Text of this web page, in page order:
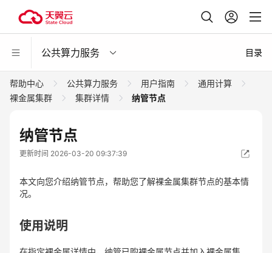
公共算力服务 目录
帮助中心 公共算力服务 用户指南
通用计算
裸金属集群
集群详情 纳管节点
纳管节点
更新时间 2026-03-20 09:37:39
本文向您介绍纳管节点，帮助您了解裸金属集群节点的基本情
况。
使用说明